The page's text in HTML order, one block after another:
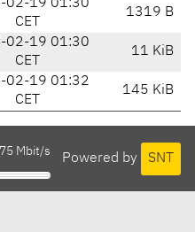
02-19 01:30
CET
1319 B
02-19 01:30
CET
11 KiB
02-19 01:32
CET
145 KiB
Powered by SNT
Mbit/s